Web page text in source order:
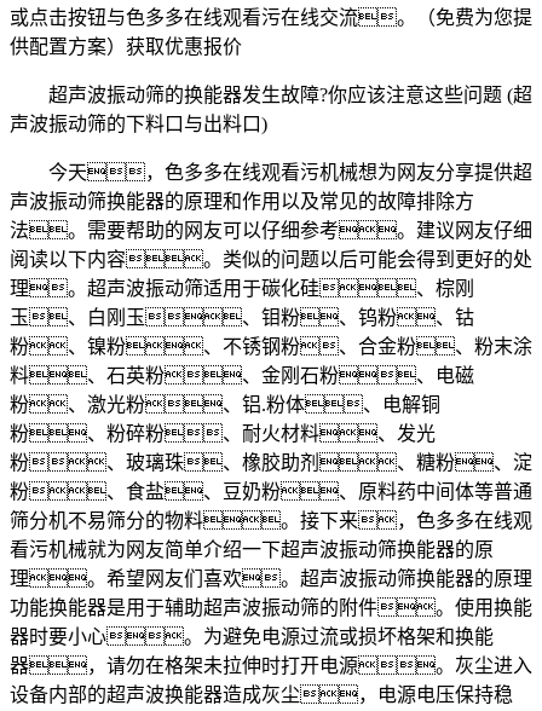
或点击按钮与色多多在线观看污在线交流。（免费为您提
供配置方案） 获取优惠报价
超声波振动筛的换能器发生故障?你应该注意这些问题 (超
声波振动筛的下料口与出料口)
今天，色多多在线观看污机械想为网友分享提供超
声波振动筛换能器的原理和作用以及常见的故障排除方
法。需要帮助的网友可以仔细参考。建议网友仔细
阅读以下内容。类似的问题以后可能会得到更好的处
理。超声波振动筛适用于碳化硅、棕刚
玉、白刚玉、钼粉、钨粉、钴
粉、镍粉、不锈钢粉、合金粉、粉末涂
料、石英粉、金刚石粉、电磁
粉、激光粉、铝.粉体、电解铜
粉、粉碎粉、耐火材料、发光
粉、玻璃珠、橡胶助剂、糖粉、淀
粉、食盐、豆奶粉、原料药中间体等普通
筛分机不易筛分的物料。接下来，色多多在线观
看污机械就为网友简单介绍一下超声波振动筛换能器的原
理。希望网友们喜欢。超声波振动筛换能器的原理
功能换能器是用于辅助超声波振动筛的附件。使用换能
器时要小心。为避免电源过流或损坏格架和换能
器，请勿在格架未拉伸时打开电源。灰尘进入
设备内部的超声波换能器造成灰尘，电源电压保持稳